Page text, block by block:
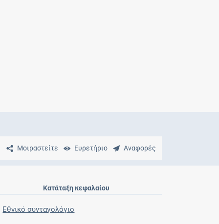
Μοιραστείτε Ευρετήριο Αναφορές
Κατάταξη κεφαλαίου
Εθνικό συνταγολόγιο